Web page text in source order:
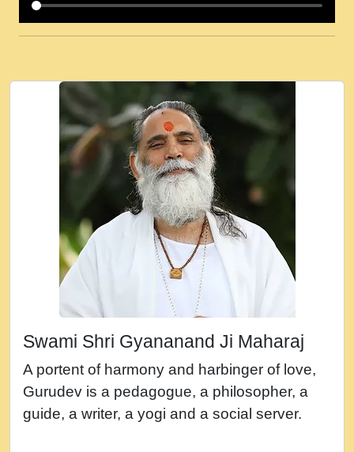
कई पकड क मर हथ र मह वदवन पहच दय! मह जन
Ki - Krishna Bhajan - New Bhajan 2020
#Ishwar Bhakti.mp3
जब से गीता ज्ञान पाया मैं बड़ी मस्ती में हूँ । 2018 -
Rishikesh - Ratan Ji Rasik.mp3
तन हल दल द सनव मड उतत सर रख क, नल रव त
गल लग जव त सर उतत हथ रख द!.mp3
तू कर प्रीतम से प्रीत, यूहीं दिन बीतते जाते हैं ।
2018 - Rishikesh - Swami Gyananand Ji
Maharaj.mp3
न म गवद गपल गद फर, पयर महन न रझद फर! shri
नह भरस रह लडडल... अपन खट करम क !!!! मह दद
सहर चरण क .....mp3
बगड नसब कसन सवर तर बगर Shri ravinandan
shastri ji maharaj.mp3
Swami Shri Gyananand Ji Maharaj
A portent of harmony and harbinger of love,
Gurudev is a pedagogue, a philosopher, a
guide, a writer, a yogi and a social server.
.